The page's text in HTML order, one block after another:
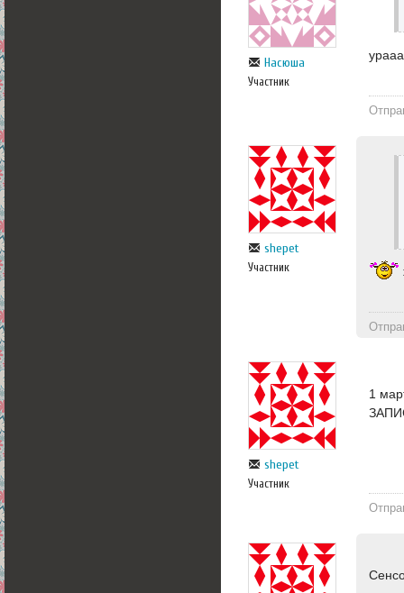
Насюша
Участник
shepet
Участник
shepet
Участник
1